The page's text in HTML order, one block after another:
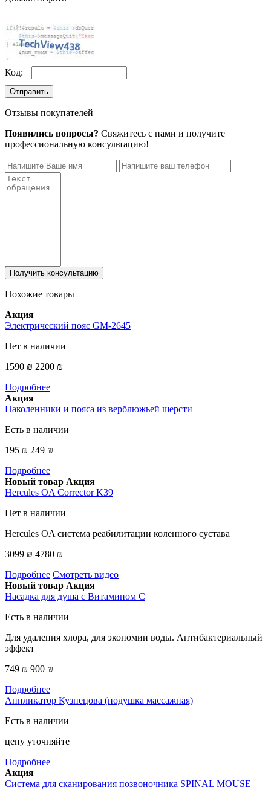
Код:
Отправить
Отзывы покупателей
Появились вопросы? Свяжитесь с нами и получите
профессиональную консультацию!
Получить консультацию
Похожие товары
Акция
Электрический пояс GM-2645
Нет в наличии
1590 ₪ 2200 ₪
Подробнее
Акция
Наколенники и пояса из верблюжьей шерсти
Есть в наличии
195 ₪ 249 ₪
Подробнее
Новый товар Акция
Hercules OA Corrector K39
Нет в наличии
Hercules OA система реабилитации коленного сустава
3099 ₪ 4780 ₪
Подробнее Смотреть видео
Новый товар Акция
Насадка для душа с Витамином C
Есть в наличии
Для удаления хлора, для экономии воды. Антибактериальный
эффект
749 ₪ 900 ₪
Подробнее
Аппликатор Кузнецова (подушка массажная)
Есть в наличии
цену уточняйте
Подробнее
Акция
Система для сканирования позвоночника SPINAL MOUSE